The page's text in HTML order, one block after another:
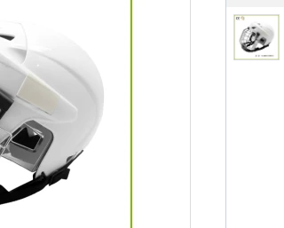
Skate kaskL
Kaya tırmanışı kaskL
Binicilik kaskL
Kayak kaskL
KaskL
Buz Pateni KaskL
Buz Hokeyi KaskL